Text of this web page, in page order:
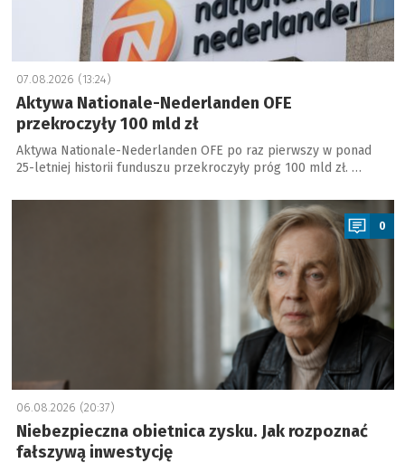
07.08.2026 (13:24)
Aktywa Nationale-Nederlanden OFE
przekroczyły 100 mld zł
Aktywa Nationale-Nederlanden OFE po raz pierwszy w ponad
25-letniej historii funduszu przekroczyły próg 100 mld zł. …
a
0
06.08.2026 (20:37)
Niebezpieczna obietnica zysku. Jak rozpoznać
fałszywą inwestycję